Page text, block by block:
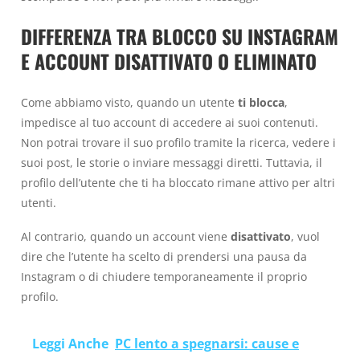
DIFFERENZA TRA BLOCCO SU INSTAGRAM
E ACCOUNT DISATTIVATO O ELIMINATO
Come abbiamo visto, quando un utente ti blocca,
impedisce al tuo account di accedere ai suoi contenuti.
Non potrai trovare il suo profilo tramite la ricerca, vedere i
suoi post, le storie o inviare messaggi diretti. Tuttavia, il
profilo dell’utente che ti ha bloccato rimane attivo per altri
utenti.
Al contrario, quando un account viene disattivato, vuol
dire che l’utente ha scelto di prendersi una pausa da
Instagram o di chiudere temporaneamente il proprio
profilo.
Leggi Anche PC lento a spegnarsi: cause e